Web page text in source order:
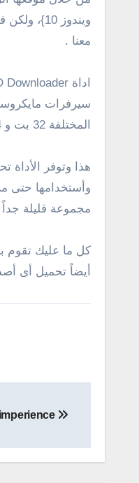
ويندوز
معنا .
المختلفة 32 بت و 64 بت وبلغات مختلفة أيضاً .
وأستخدامها حتى
مجموعة قليلة
كل ما عليك تقوم
أيضاً تحميل أى
المقالات
Slimperience متصفح صغير الحجم وسريع للاندرويد